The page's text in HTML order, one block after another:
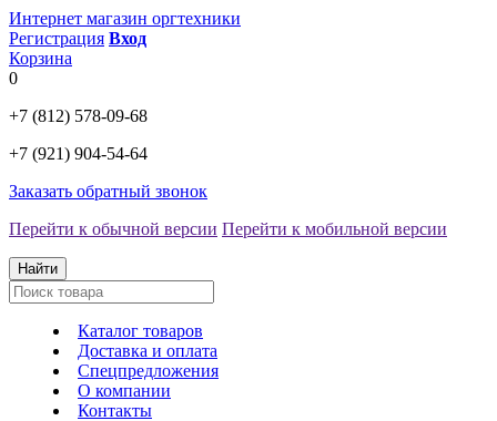
Интернет магазин оргтехники
Регистрация Вход
Корзина
0
+7 (812) 578-09-68
+7 (921) 904-54-64
Заказать обратный звонок
Перейти к обычной версии Перейти к мобильной версии
Найти
Каталог товаров
Доставка и оплата
Спецпредложения
О компании
Контакты